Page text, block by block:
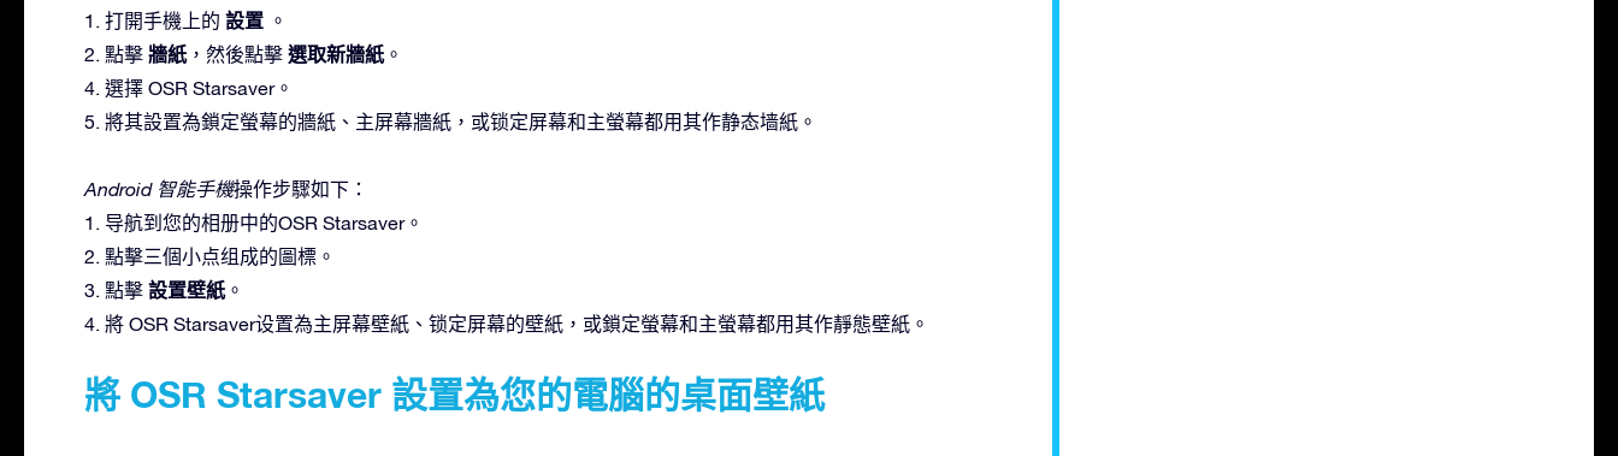
1. 打開手機上的 設置 。
2. 點擊 牆紙，然後點擊 選取新牆紙。
4. 選擇 OSR Starsaver。
5. 將其設置為鎖定螢幕的牆紙、主屏幕牆紙，或锁定屏幕和主螢幕都用其作静态墙紙。
Android 智能手機操作步驟如下：
1. 导航到您的相册中的OSR Starsaver。
2. 點擊三個小点组成的圖標。
3. 點擊 設置壁紙。
4. 將 OSR Starsaver设置為主屏幕壁紙、锁定屏幕的壁紙，或鎖定螢幕和主螢幕都用其作靜態壁紙。
將 OSR Starsaver 設置為您的電腦的桌面壁紙